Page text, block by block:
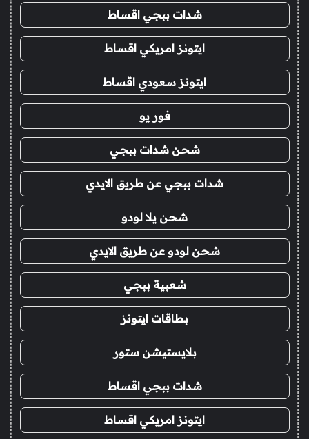
شدات ببجي اقساط
ايتونز امريكي اقساط
ايتونز سعودي اقساط
فور يو
شحن شدات ببجي
شدات ببجي عن طريق الايدي
شحن يلا لودو
شحن لودو عن طريق الايدي
شعبية ببجي
بطاقات ايتونز
بلايستيشن ستور
شدات ببجي اقساط
ايتونز امريكي اقساط